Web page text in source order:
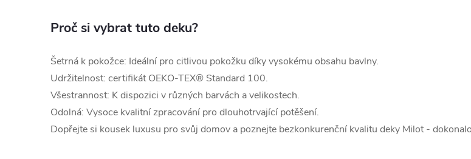
Proč si vybrat tuto deku?
Šetrná k pokožce: Ideální pro citlivou pokožku díky vysokému obsahu bavlny.
Udržitelnost: certifikát OEKO-TEX® Standard 100.
Všestrannost: K dispozici v různých barvách a velikostech.
Odolná: Vysoce kvalitní zpracování pro dlouhotrvající potěšení.
Dopřejte si kousek luxusu pro svůj domov a poznejte bezkonkurenční kvalitu deky Milot -